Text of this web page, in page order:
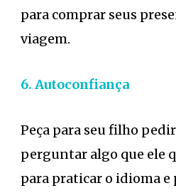
para comprar seus
viagem.
6. Autoconfiança
Peça para seu filho
perguntar algo que ele
para praticar o idioma e